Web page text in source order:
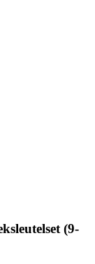
(9-